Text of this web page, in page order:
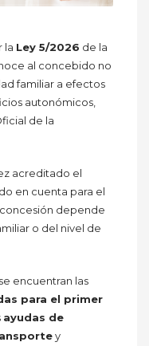
la Ley 5/2026 de la
al concebido no
familiar a efectos
autonómicos,
de la
acreditado el
en cuenta para el
depende
o del nivel de
encuentran las
para el primer
ayudas de
y